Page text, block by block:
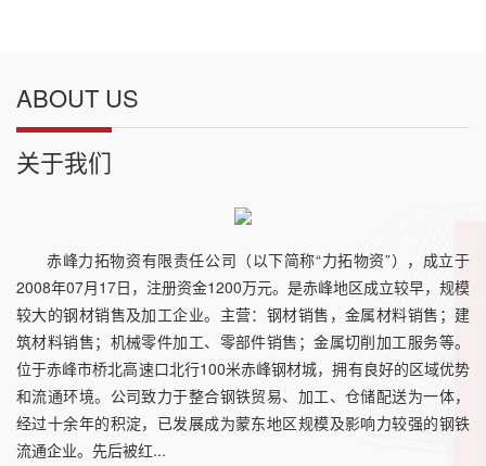
ABOUT US
关于我们
赤峰力拓物资有限责任公司（以下简称“力拓物资”），成立于
2008年07月17日，注册资金1200万元。是赤峰地区成立较早，规模
较大的钢材销售及加工企业。主营：钢材销售，金属材料销售；建
筑材料销售；机械零件加工、零部件销售；金属切削加工服务等。
位于赤峰市桥北高速口北行100米赤峰钢材城，拥有良好的区域优势
和流通环境。公司致力于整合钢铁贸易、加工、仓储配送为一体，
经过十余年的积淀，已发展成为蒙东地区规模及影响力较强的钢铁
流通企业。先后被红...